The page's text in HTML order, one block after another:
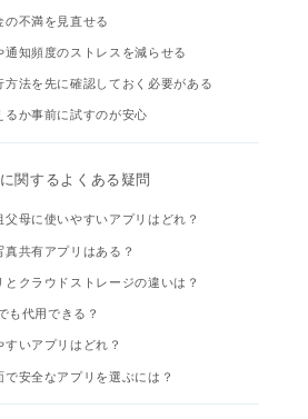
の不満を見直せる
通知頻度のストレスを減らせる
方法を先に確認しておく必要がある
るか事前に試すのが安心
関するよくある疑問
父母に使いやすいアプリはどれ？
真共有アプリはある？
とクラウドストレージの違いは？
も代用できる？
いアプリはどれ？
で安全なアプリを選ぶには？